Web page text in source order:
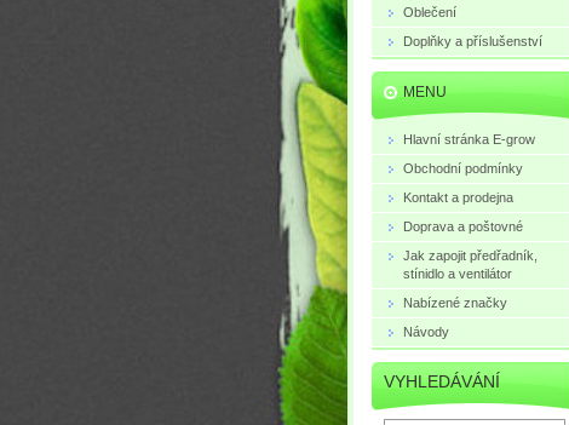
Oblečení
Doplňky a příslušenství
MENU
Hlavní stránka E-grow
Obchodní podmínky
Kontakt a prodejna
Doprava a poštovné
Jak zapojit předřadník,
stínidlo a ventilátor
Nabízené značky
Návody
VYHLEDÁVÁNÍ